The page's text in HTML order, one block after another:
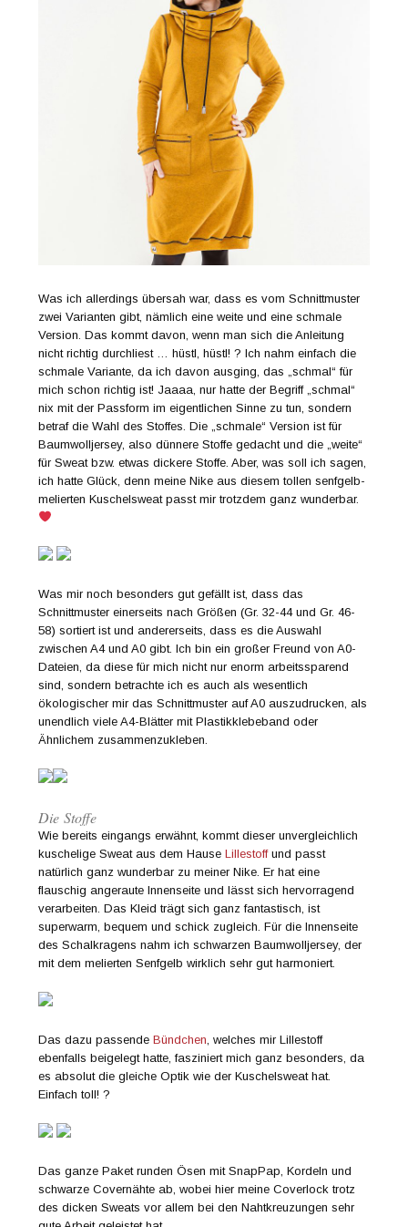
Was ich allerdings übersah war, dass es vom Schnittmuster
zwei Varianten gibt, nämlich eine weite und eine schmale
Version. Das kommt davon, wenn man sich die Anleitung
nicht richtig durchliest … hüstl, hüstl! ? Ich nahm einfach die
schmale Variante, da ich davon ausging, das „schmal“ für
mich schon richtig ist! Jaaaa, nur hatte der Begriff „schmal“
nix mit der Passform im eigentlichen Sinne zu tun, sondern
betraf die Wahl des Stoffes. Die „schmale“ Version ist für
Baumwolljersey, also dünnere Stoffe gedacht und die „weite“
für Sweat bzw. etwas dickere Stoffe. Aber, was soll ich sagen,
ich hatte Glück, denn meine Nike aus diesem tollen senfgelb-
melierten Kuschelsweat passt mir trotzdem ganz wunderbar.
Was mir noch besonders gut gefällt ist, dass das
Schnittmuster einerseits nach Größen (Gr. 32-44 und Gr. 46-
58) sortiert ist und andererseits, dass es die Auswahl
zwischen A4 und A0 gibt. Ich bin ein großer Freund von A0-
Dateien, da diese für mich nicht nur enorm arbeitssparend
sind, sondern betrachte ich es auch als wesentlich
ökologischer mir das Schnittmuster auf A0 auszudrucken, als
unendlich viele A4-Blätter mit Plastikklebeband oder
Ähnlichem zusammenzukleben.
Die Stoffe
Wie bereits eingangs erwähnt, kommt dieser unvergleichlich
kuschelige Sweat aus dem HauseLillestoffund passt
natürlich ganz wunderbar zu meiner Nike. Er hat eine
flauschig angeraute Innenseite und lässt sich hervorragend
verarbeiten. Das Kleid trägt sich ganz fantastisch, ist
superwarm, bequem und schick zugleich. Für die Innenseite
des Schalkragens nahm ich schwarzen Baumwolljersey, der
mit dem melierten Senfgelb wirklich sehr gut harmoniert.
Das dazu passendeBündchen , welches mir Lillestoff
ebenfalls beigelegt hatte, fasziniert mich ganz besonders, da
es absolut die gleiche Optik wie der Kuschelsweat hat.
Einfach toll! ?
Das ganze Paket runden Ösen mit SnapPap, Kordeln und
schwarze Covernähte ab, wobei hier meine Coverlock trotz
des dicken Sweats vor allem bei den Nahtkreuzungen sehr